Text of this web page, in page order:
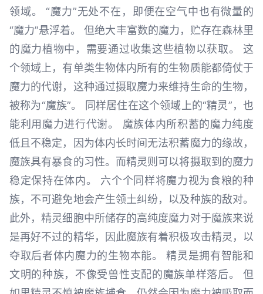
领域。 “魔力”无处不在，即便在空气中也有微量的
“魔力”悬浮着。 但绝大丰富数的魔力，贮存在森林里
的魔力植物中，需要通过收集这些植物以获取。 这
个领域上，有单类生物体内所有的生物质能都倚仗于
魔力的代谢，这种通过摄取魔力来维持生命的生物，
被称为“魔族”。 同样居住在这个领域上的“精灵”，也
能利用魔力进行代谢。 魔族体内所积蓄的魔力纯度
低且不稳定，因为体内长时间无法积蓄魔力的缘故，
魔族具有暴食的习性。而精灵则可以将摄取到的魔力
稳定保持在体内。 六个个同样将魔力视为食粮的种
族，不可避免地会产生领土纠纷，以及种族的敌对。
此外，精灵细胞中所储存的高纯度魔力对于魔族来说
是再好不过的精华，因此魔族有着积极攻击精灵，以
夺取后者体内魔力的生物本能。 精灵是拥有智能和
文明的种族，不像受兽性支配的魔族单样落后。 但